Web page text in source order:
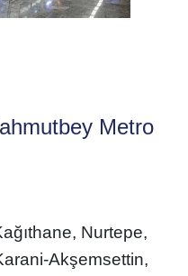
Metro
Nurtepe,
Akşemsettin,